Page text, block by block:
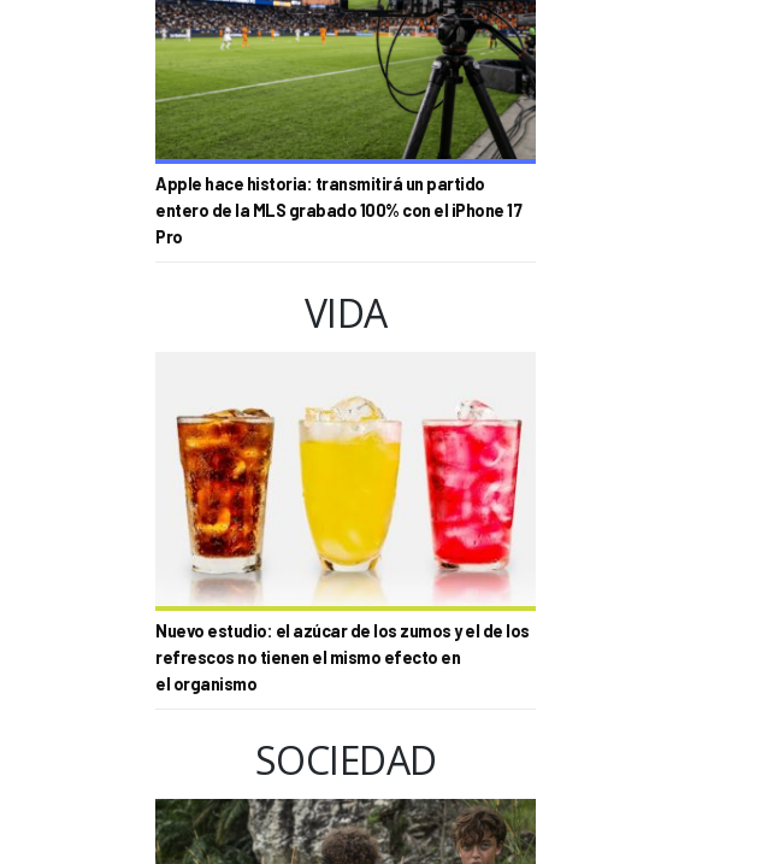
Apple hace historia: transmitirá un partido
entero de la MLS grabado 100% con el iPhone 17
Pro
VIDA
Nuevo estudio: el azúcar de los zumos y el de los
refrescos no tienen el mismo efecto en
el organismo
SOCIEDAD